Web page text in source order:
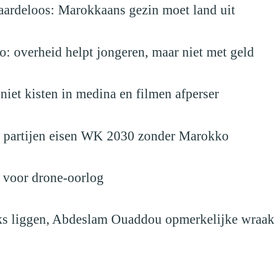
Marokkaans gezin moet land uit
overheid helpt jongeren, maar niet met geld
kisten in medina en filmen afperser
eisen WK 2030 zonder Marokko
drone-oorlog
liggen, Abdeslam Ouaddou opmerkelijke wraak